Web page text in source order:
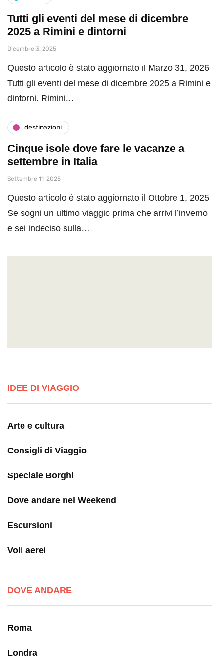
Tutti gli eventi del mese di dicembre
2025 a Rimini e dintorni
Dicembre 3, 2025
Questo articolo è stato aggiornato il Marzo 31, 2026
Tutti gli eventi del mese di dicembre 2025 a Rimini e
dintorni. Rimini…
destinazioni
Cinque isole dove fare le vacanze a
settembre in Italia
Settembre 11, 2025
Questo articolo è stato aggiornato il Ottobre 1, 2025
Se sogni un ultimo viaggio prima che arrivi l’inverno
e sei indeciso sulla…
IDEE DI VIAGGIO
Arte e cultura
Consigli di Viaggio
Speciale Borghi
Dove andare nel Weekend
Escursioni
Voli aerei
DOVE ANDARE
Roma
Londra